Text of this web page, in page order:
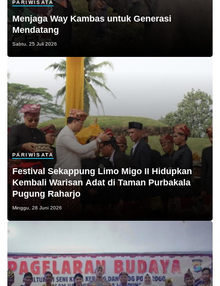
PARIWISATA
Menjaga Way Kambas untuk Generasi
Mendatang
Sabtu, 25 Juli 2026
PARIWISATA
Festival Sekappung Limo Migo II Hidupkan
Kembali Warisan Adat di Taman Purbakala
Pugung Raharjo
Minggu, 28 Juni 2026